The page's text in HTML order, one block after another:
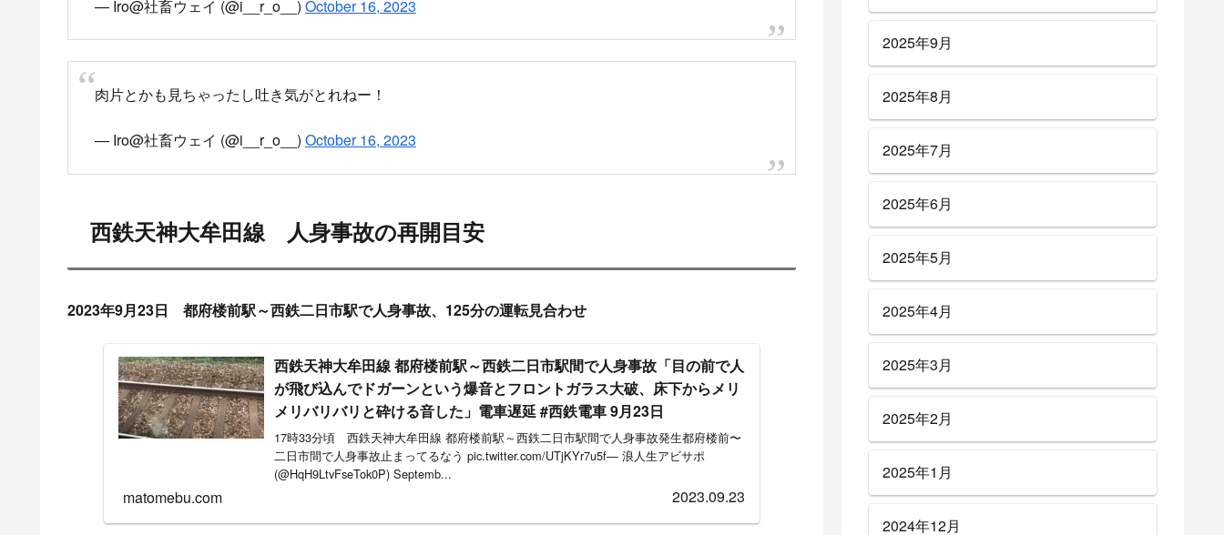
— セリナ (@6kGAVTPtOSff7qH)October 16, 2023
10:16頃、櫛原駅で発生した人身事故の影響で、
飛び込みがあった現地状況
最寄駅で飛び込みの人身事故遭ったんだけど、ちょうど駅に着く2〜3分前の飛び込みだったせいでブル
ーシートとかなく見てしまって朝から動悸と息切れと吐き気が止まらん
2025年9月
2025年8月
2025年7月
2025年6月
2025年5月
2025年4月
2025年3月
2025年2月
2025年1月
2024年12月